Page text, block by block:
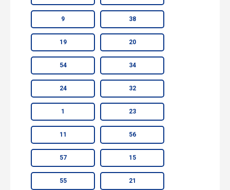
9 38
19 20
54 34
24 32
1 23
11 56
57 15
55 21